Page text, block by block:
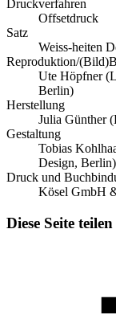
Druckverfahren
Offsetdruck
Satz
Weiss-heiten
Reproduktion/
Ute Höpfner
Berlin)
Herstellung
Julia Günther
Gestaltung
Tobias
Design, Berlin)
Druck und
Kösel GmbH
Diese Seite teilen